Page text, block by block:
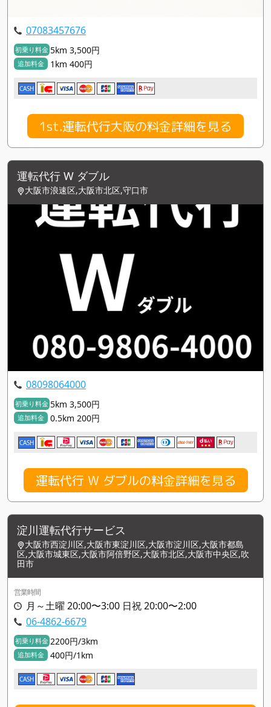
07083457676
初乗り料金 5km 3,500円
追加料金 1km 400円
CASH
1st.運転代行大阪の料金詳細を見る
運転代行 W ダブル
大阪市浪速区,大阪市北区,守口市
08098064000
初乗り料金 5km 3,500円
追加料金 0.5km 200円
CASH
運転代行 W ダブルの料金詳細を見る
淀川運転代行サービス
大阪市西淀川区,大阪市東淀川区,大阪市淀川区,大阪市都島
区,大阪市城東区,大阪市阿倍野区,大阪市北区,大阪市中央区,吹
田市
営業時間
月～土曜 20:00〜3:00 日祝 20:00〜2:00
06-4862-6679
初乗り料金 2200円/3km
追加料金 400円/1km
CASH